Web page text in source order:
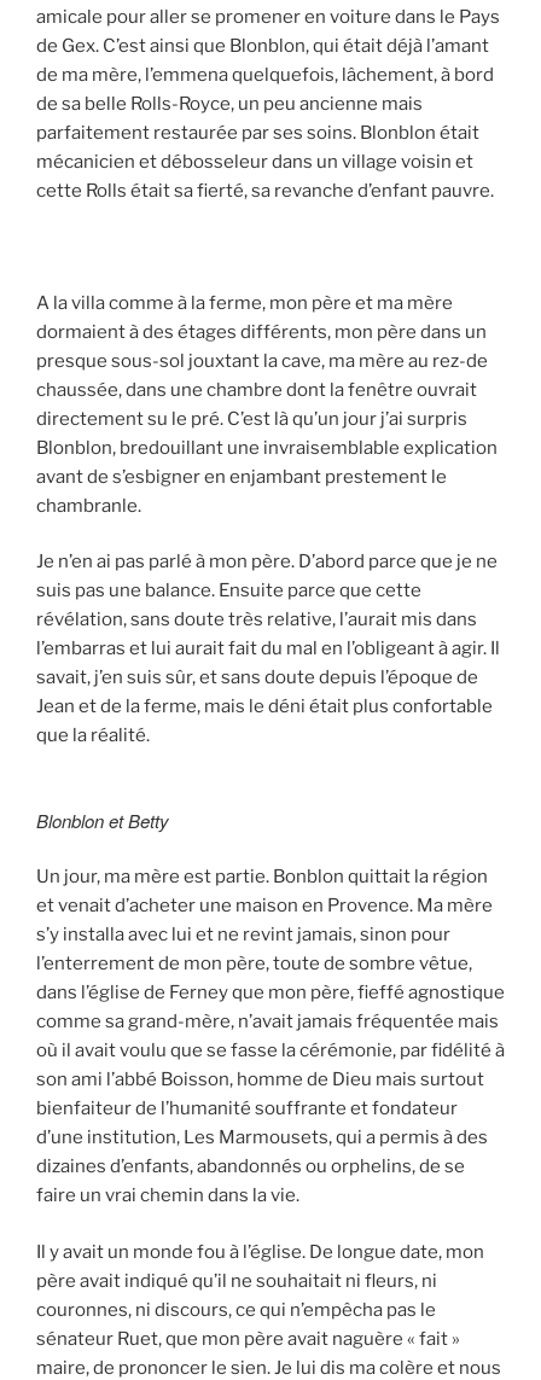
amicale pour aller se promener en voiture dans le Pays
de Gex. C’est ainsi que Blonblon, qui était déjà l’amant
de ma mère, l’emmena quelquefois, lâchement, à bord
de sa belle Rolls-Royce, un peu ancienne mais
parfaitement restaurée par ses soins. Blonblon était
mécanicien et débosseleur dans un village voisin et
cette Rolls était sa fierté, sa revanche d’enfant pauvre.
A la villa comme à la ferme, mon père et ma mère
dormaient à des étages différents, mon père dans un
presque sous-sol jouxtant la cave, ma mère au rez-de
chaussée, dans une chambre dont la fenêtre ouvrait
directement su le pré. C’est là qu’un jour j’ai surpris
Blonblon, bredouillant une invraisemblable explication
avant de s’esbigner en enjambant prestement le
chambranle.
Je n’en ai pas parlé à mon père. D’abord parce que je ne
suis pas une balance. Ensuite parce que cette
révélation, sans doute très relative, l’aurait mis dans
l’embarras et lui aurait fait du mal en l’obligeant à agir. Il
savait, j’en suis sûr, et sans doute depuis l’époque de
Jean et de la ferme, mais le déni était plus confortable
que la réalité.
Blonblon et Betty
Un jour, ma mère est partie. Bonblon quittait la région
et venait d’acheter une maison en Provence. Ma mère
s’y installa avec lui et ne revint jamais, sinon pour
l’enterrement de mon père, toute de sombre vêtue,
dans l’église de Ferney que mon père, fieffé agnostique
comme sa grand-mère, n’avait jamais fréquentée mais
où il avait voulu que se fasse la cérémonie, par fidélité à
son ami l’abbé Boisson, homme de Dieu mais surtout
bienfaiteur de l’humanité souffrante et fondateur
d’une institution, Les Marmousets, qui a permis à des
dizaines d’enfants, abandonnés ou orphelins, de se
faire un vrai chemin dans la vie.
Il y avait un monde fou à l’église. De longue date, mon
père avait indiqué qu’il ne souhaitait ni fleurs, ni
couronnes, ni discours, ce qui n’empêcha pas le
sénateur Ruet, que mon père avait naguère « fait »
maire, de prononcer le sien. Je lui dis ma colère et nous